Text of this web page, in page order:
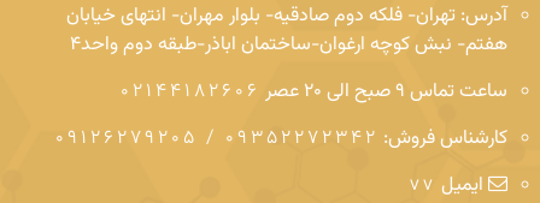
آدرس: تهران- فلکه دوم صادقیه- بلوار مهران- انتهای خیابان
هفتم- نبش کوچه ارغوان-ساختمان اباذر-طبقه دومواحد4
ساعت تماس 9 صبح الی 20 عصر
02144182606
کارشناس فروش: 09352272342 / 09126279205
ایمیل vv